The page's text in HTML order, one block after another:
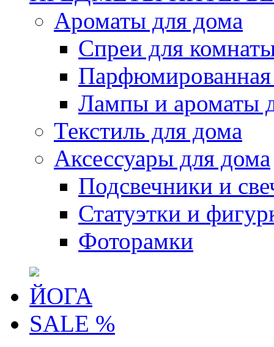
Ароматы для дома
Спреи для
Парфюмированная
Лампы и ароматы
Текстиль для дома
Аксессуары для дома
Подсвечники и
Статуэтки и
Фоторамки
ЙОГА
SALE %